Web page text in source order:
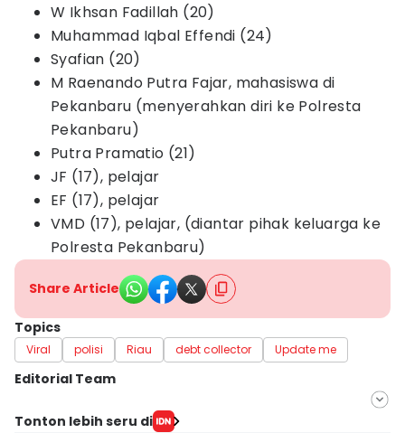
W Ikhsan Fadillah (20)
Muhammad Iqbal Effendi (24)
Syafian (20)
M Raenando Putra Fajar, mahasiswa di
Pekanbaru (menyerahkan diri ke Polresta
Pekanbaru)
Putra Pramatio (21)
JF (17), pelajar
EF (17), pelajar
VMD (17), pelajar, (diantar pihak keluarga ke
Polresta Pekanbaru)
Share Article
Topics
Viral polisi Riau debt collector Update me
Editorial Team
Editor
Tonton lebih seru di